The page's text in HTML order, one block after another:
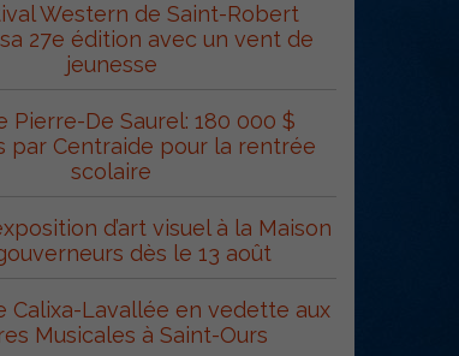
Western de Saint-Robert
sa 27e édition avec un vent de
jeunesse
Pierre-De Saurel: 180 000 $
par Centraide pour la rentrée
scolaire
d’art visuel à la Maison
dès le 13 août
Calixa-Lavallée en vedette aux
Musicales à Saint-Ours